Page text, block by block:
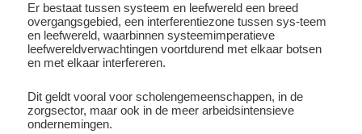
Er bestaat tussen systeem en leefwereld een breed
overgangsgebied, een interferentiezone tussen sys-teem
en leefwereld, waarbinnen systeemimperatieve
leefwereldverwachtingen voortdurend met elkaar botsen
en met elkaar interfereren.
Dit geldt vooral voor scholengemeenschappen, in de
zorgsector, maar ook in de meer arbeidsintensieve
ondernemingen.